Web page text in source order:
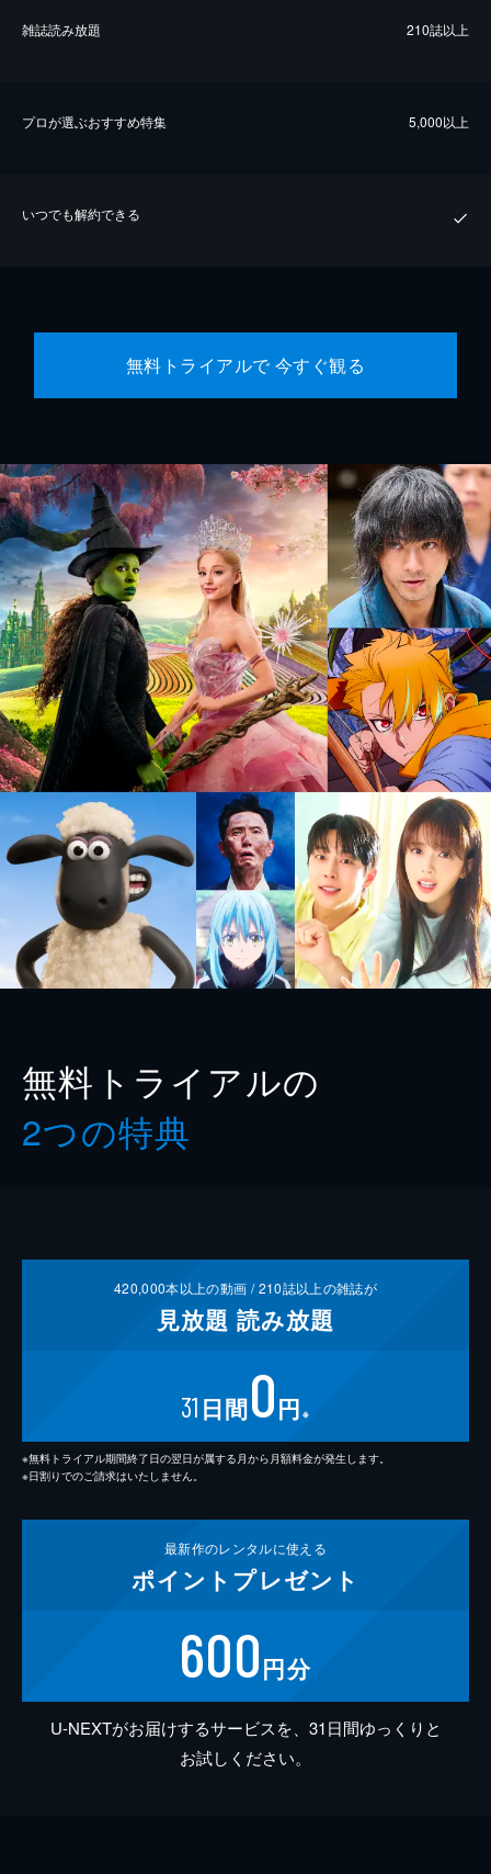
雑誌読み放題 210誌以上
プロが選ぶおすすめ特集 5,000以上
いつでも解約できる
無料トライアルで 今すぐ観る
無料トライアルの
2つの特典
420,000本以上の動画 /210誌以上の雑誌が
見放題 読み放題
31 日間0円 ※
※無料トライアル期間終了日の翌日が属する月から月額料金が発生します。
※日割りでのご請求はいたしません。
最新作のレンタルに使える
ポイント プレゼント
600円分
U-NEXTがお届けするサービスを、31日間ゆっくりと
お試しください。